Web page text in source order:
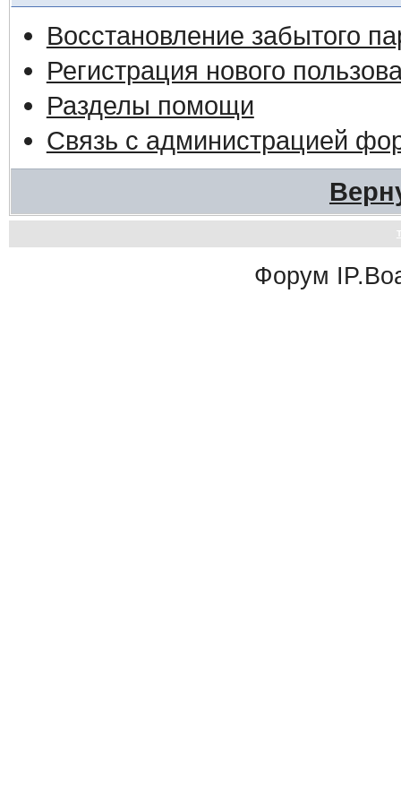
Восстановление забытого
Регистрация нового
Разделы помощи
Связь с администрацией
Форум